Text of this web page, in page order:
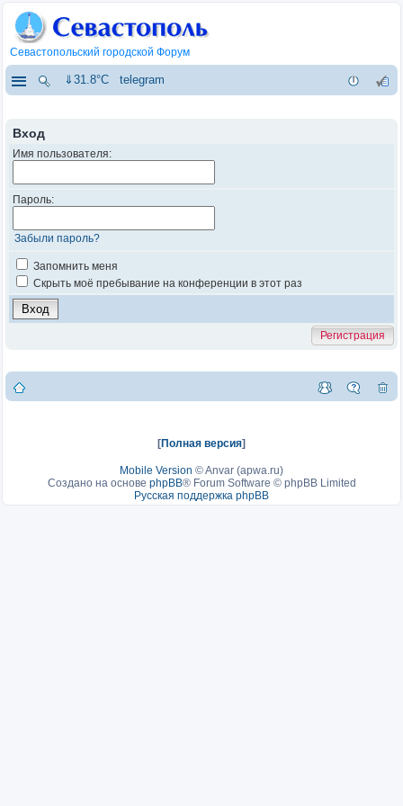
Севастопольский городской Форум
⇓31.8°C telegram
Вход
Имя пользователя:
Пароль:
Забыли пароль?
Запомнить меня
Скрыть моё пребывание на конференции в этот раз
Регистрация
[Полная версия]
Mobile Version ©Anvar (apwa.ru)
Создано на основе phpBB® Forum Software © phpBB Limited
Русская поддержка phpBB